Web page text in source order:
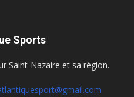
Sports
Saint-Nazaire et sa région.